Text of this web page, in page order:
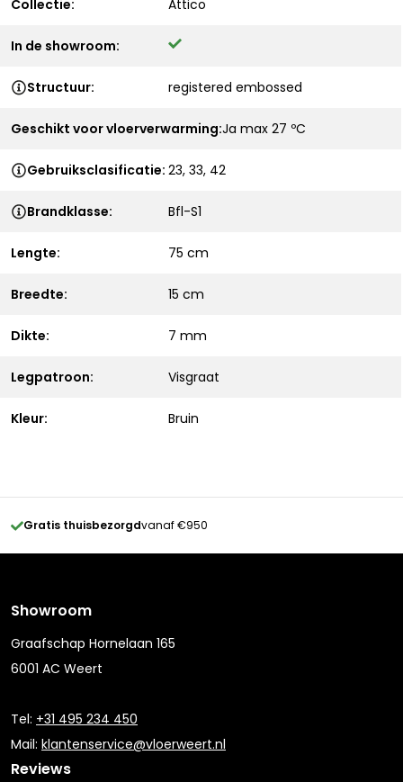
Collectie: Attico
In de showroom:
Structuur: registered embossed
Geschikt voor vloerverwarming:Ja max 27 ºC
Gebruiksclasificatie: 23, 33, 42
Brandklasse: Bfl-S1
Lengte: 75 cm
Breedte: 15 cm
Dikte: 7 mm
Legpatroon: Visgraat
Kleur: Bruin
Gratis thuisbezorgdvanaf €950
Showroom
Graafschap Hornelaan 165
6001 AC Weert
Tel: +31 495 234 450
Mail: klantenservice@vloerweert.nl
Reviews